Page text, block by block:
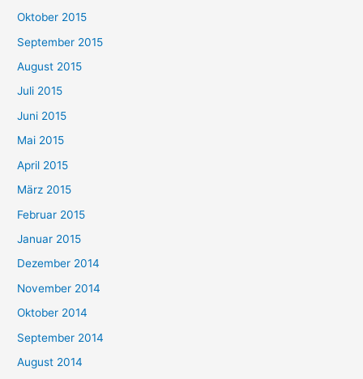
Oktober 2015
September 2015
August 2015
Juli 2015
Juni 2015
Mai 2015
April 2015
März 2015
Februar 2015
Januar 2015
Dezember 2014
November 2014
Oktober 2014
September 2014
August 2014